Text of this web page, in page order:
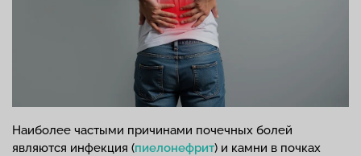
Наиболее частыми причинами почечных болей
являются инфекция (пиелонефрит) и камни в почках